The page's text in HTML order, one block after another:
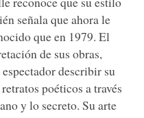
señala que ahora le
que en 1979. El
de sus obras,
describir su
poéticos a través
y lo secreto. Su arte